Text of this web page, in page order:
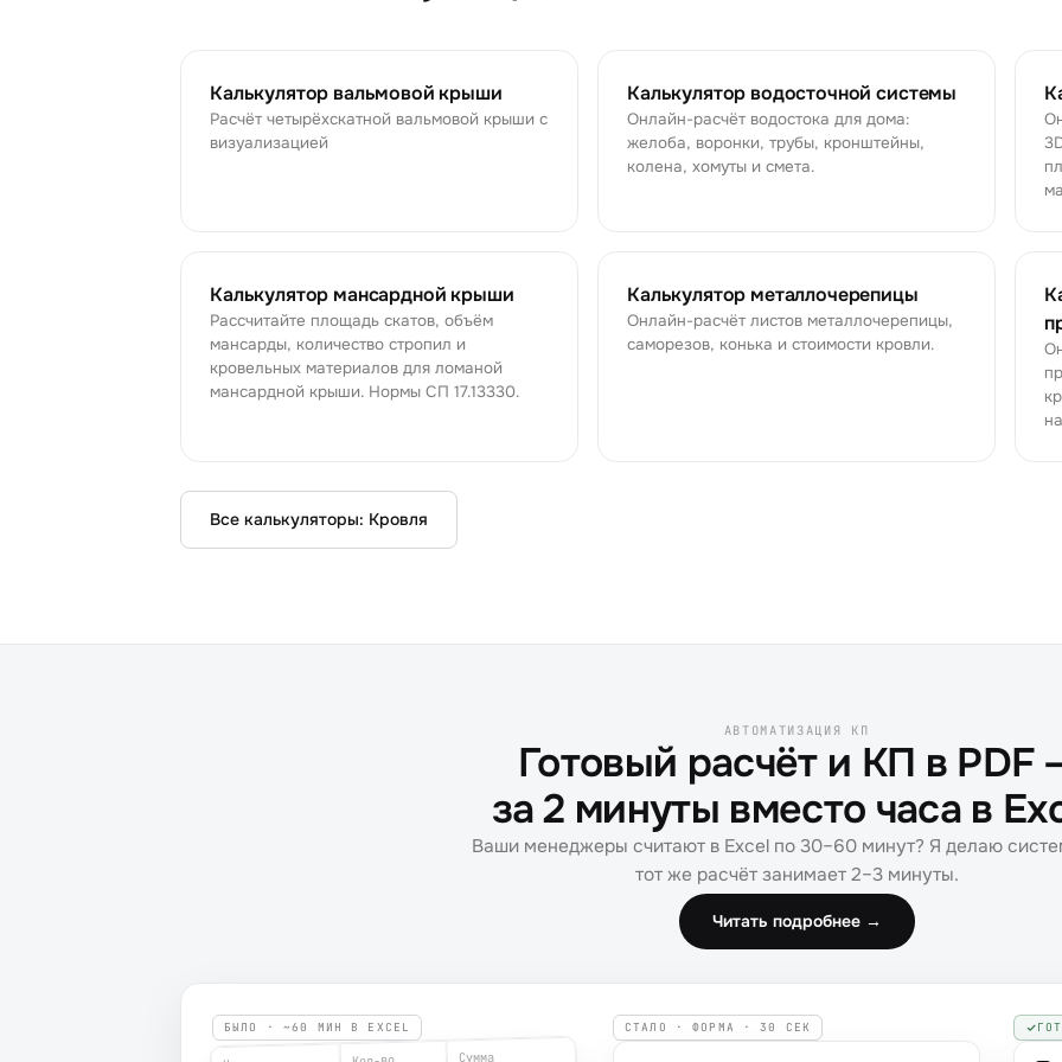
Калькулятор вальмовой крыши
Расчёт четырёхскатной вальмовой крыши с
визуализацией
Калькулятор водосточной системы
Онлайн-расчёт водостока для дома:
желоба, воронки, трубы, кронштейны,
колена, хомуты и смета.
Калькулятор мансардной крыши
Рассчитайте площадь скатов, объём
мансарды, количество стропил и
кровельных материалов для ломаной
мансардной крыши. Нормы СП 17.13330.
Калькулятор металлочерепицы
Онлайн-расчёт листов металлочерепицы,
саморезов, конька и стоимости кровли.
Все калькуляторы: Кровля
АВТОМАТИЗАЦИЯ КП
Готовый расчёт и КП в PDF
за 2 минуты вместо часа в
Ваши менеджеры считают в Excel по 30–60 минут? Я делаю
тот же расчёт занимает 2–3 минуты.
Читать подробнее →
БЫЛО · ~60 МИН В EXCEL
Сумма
СТАЛО · ФОРМА · 30 СЕК